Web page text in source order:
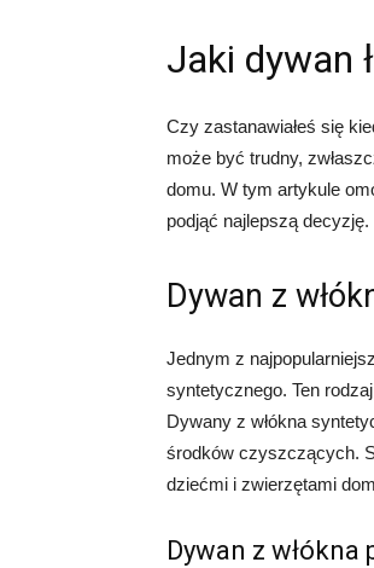
Jaki dywan
Czy zastanawiałeś się
może być trudny,
domu. W tym artykule
podjąć najlepszą decyzję.
Dywan z
Jednym z
syntetycznego. Ten
Dywany z włókna
środków czyszczących.
dziećmi i zwierzętami
Dywan z